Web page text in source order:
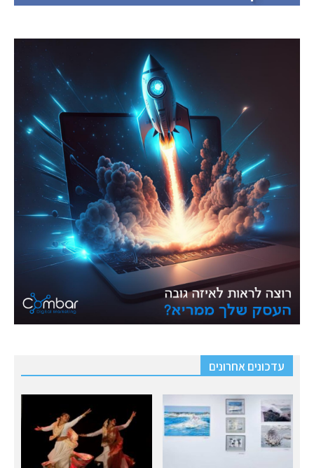
עדכונים אחרונים